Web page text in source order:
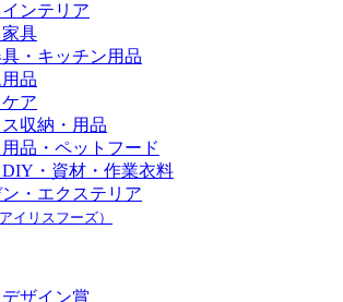
ンテリア
具
・キッチン用品
品
ア
収納・用品
品・ペットフード
・資材・作業衣料
・エクステリア
アイリスフーズ）
ザイン賞